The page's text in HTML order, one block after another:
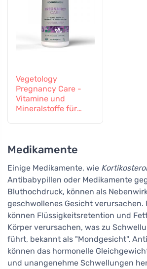
Vegetology
Pregnancy Care -
Vitamine und
Mineralstoffe für
Medikamente
Einige Medikamente, wie
Antibabypillen oder Medikamente
Bluthochdruck, können als
geschwollenes Gesicht verursachen.
können Flüssigkeitsretention und
Körper verursachen, was zu
führt, bekannt als "Mondgesicht".
können das hormonelle
und unangenehme Schwellungen